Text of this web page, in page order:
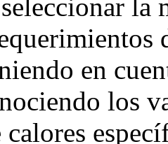
la
en
los